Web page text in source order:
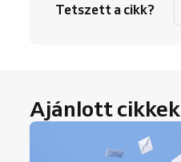
Tetszett a cikk?
Ajánlott cikkek